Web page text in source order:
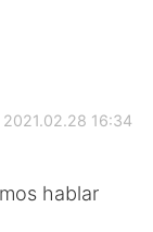
2021.02.28 16:34
hablar